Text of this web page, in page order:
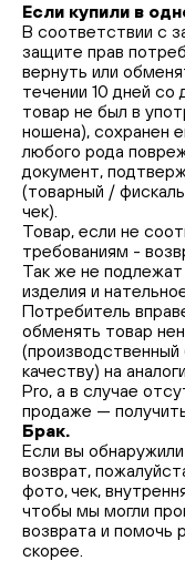
Если купили в
В соответствии с
защите прав
вернуть или
течении 10 дней со
товар не был в
ношена), сохранен
любого рода
документ,
(товарный /
Товар, если не
требованиям -
Так же не
изделия и
Потребитель
обменять товар
качеству) на
Pro, а в случае
продаже —
Брак.
Если вы
возврат,
фото, чек,
чтобы мы могли
возврата и помочь
скорее.